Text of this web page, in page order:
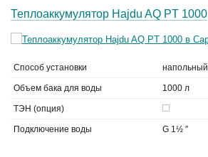
Теплоаккумулятор Hajdu AQ PT 1000
Способ установки напольный
Объем бака для воды 1000 л
ТЭН (опция)
Подключение воды G 1½ ″